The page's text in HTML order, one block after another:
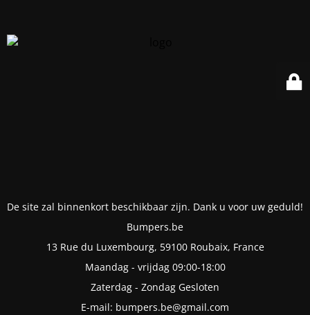
De site zal binnenkort beschikbaar zijn. Dank u voor uw geduld!
Bumpers.be
13 Rue du Luxembourg, 59100 Roubaix, France
Maandag - vrijdag 09:00-18:00
Zaterdag - Zondag Gesloten
E-mail: bumpers.be@gmail.com